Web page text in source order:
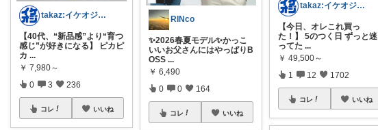
takaz:イケオジをめざすサラリーマン
【40代、“新品感”より“育つ
感じ”が好きになる】 ピカピ
カ ...
￥ 7,980～
0 3 236
コレ いいね
RINco
✨2026春夏モデル✨かっこ
いいお父さんにはやっぱりB
OSS...
￥ 6,490
0 0 164
コレ いいね
takaz:イケオジをめざすサラリーマン
【今日、オレこれ買っ
た！】 5のつく日 ずっと迷
ってた ...
￥ 49,500～
1 12 1702
コレ いいね